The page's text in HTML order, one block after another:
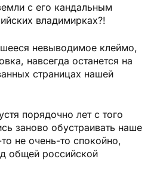
с его кандальным
владимирках?!
невыводимое клеймо,
навсегда останется на
страницах нашей
порядочно лет с того
заново обустраивать наше
не очень-то спокойно,
общей российской